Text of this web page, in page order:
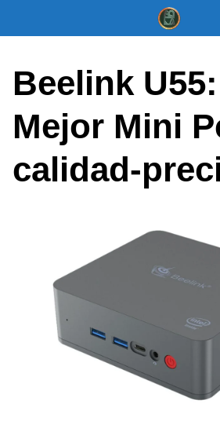
Beelink
Mejor Mini
calidad-